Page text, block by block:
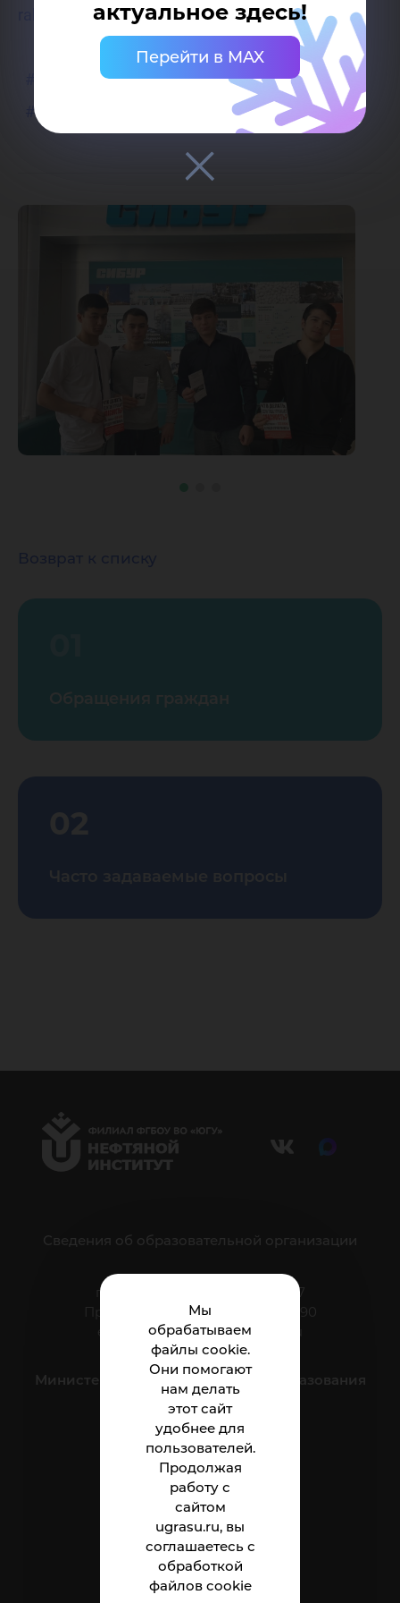
Мы
обрабатываем
файлы cookie.
Они помогают
нам делать
этот сайт
удобнее для
пользователей.
Продолжая
работу с
сайтом
ugrasu.ru, вы
соглашаетесь с
обработкой
файлов cookie
актуальное здесь!
Перейти в MAX
rabota/anti..
#Нефтяной_институт_ЮГУ
#ЮГУ
Возврат к списку
Сведения об образовательной организации
г. Нижневартовск, ул. Мира, 37
Приёмная: тел.: +7 (3466) 41-44-90
e-mail:
nnt.direktor@ugrasu.ru
Министерство науки и высшего образования
Российской Федерации
Институт
Абитуриенту
Студенту
Сотруднику